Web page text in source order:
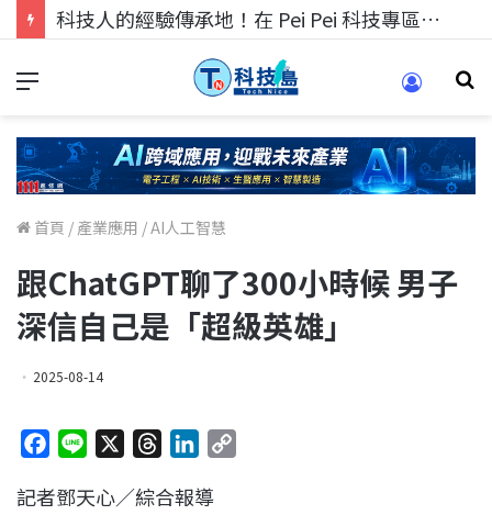
科技人的經驗傳承地！在 Pei Pei 科技專區，與學弟妹交流最硬核的技術
首頁 / 產業應用 /AI人工智慧
跟ChatGPT聊了300小時候 男子
深信自己是「超級英雄」
2025-08-14
c
n
r
n
記者鄧天心／綜合報導